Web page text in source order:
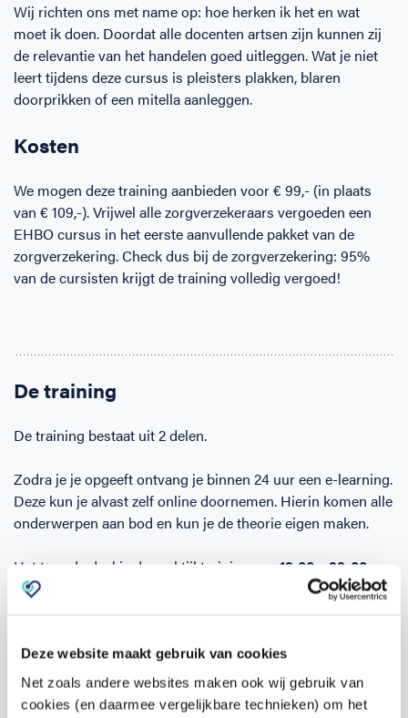
Deze website maakt gebruik van cookies
Net zoals andere websites maken ook wij gebruik van
cookies (en daarmee vergelijkbare technieken) om het
Wij richten ons met name op: hoe herken ik het en wat
moet ik doen. Doordat alle docenten artsen zijn kunnen zij
de relevantie van het handelen goed uitleggen. Wat je niet
leert tijdens deze cursus is pleisters plakken, blaren
doorprikken of een mitella aanleggen.
Kosten
We mogen deze training aanbieden voor € 99,- (in plaats
van € 109,-). Vrijwel alle zorgverzekeraars vergoeden een
EHBO cursus in het eerste aanvullende pakket van de
zorgverzekering. Check dus bij de zorgverzekering: 95%
van de cursisten krijgt de training volledig vergoed!
De training
De training bestaat uit 2 delen.
Zodra je je opgeeft ontvang je binnen 24 uur een e-learning.
Deze kun je alvast zelf online doornemen. Hierin komen alle
onderwerpen aan bod en kun je de theorie eigen maken.
Het tweede deel is de praktijktraining van 19:00 – 22:00 uur
opFaas Wilkes 451, Amsterdam 7 april.
oefenen van de competenties, zoals het reanimeren zelf en
het gebruik van de AED.